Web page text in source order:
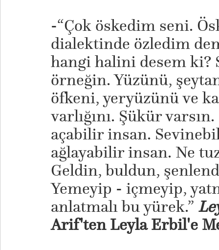
-“Çok öskedim seni.
dialektinde özledim
hangi halini desem ki?
örneğin. Yüzünü,
öfkeni, yeryüzünü ve
varlığını. Şükür
açabilir insan.
ağlayabilir insan. Ne
Geldin, buldun,
Yemeyip - içmeyip,
anlatmalı bu yürek.”
Arif'ten Leyla Erbil'e